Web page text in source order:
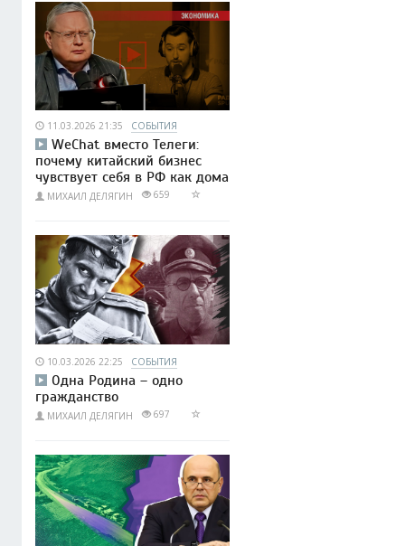
11.03.2026 21:35 СОБЫТИЯ
WeChat вместо Телеги:
почему китайский бизнес
чувствует себя в РФ как дома
МИХАИЛ ДЕЛЯГИН 659
10.03.2026 22:25 СОБЫТИЯ
Одна Родина – одно
гражданство
МИХАИЛ ДЕЛЯГИН 697